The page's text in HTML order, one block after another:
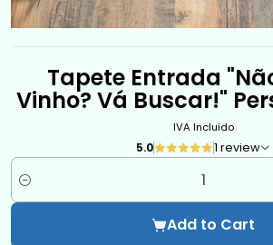
Tapete Entrada
Vinho? Vá Buscar!"
IVA Incluido
5.0 1 review
Quantity
Add to Cart